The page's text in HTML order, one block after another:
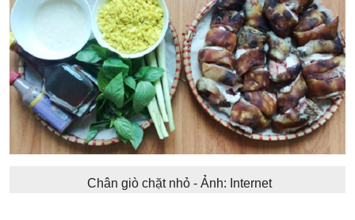
Chân giò chặt nhỏ - Ảnh: Internet